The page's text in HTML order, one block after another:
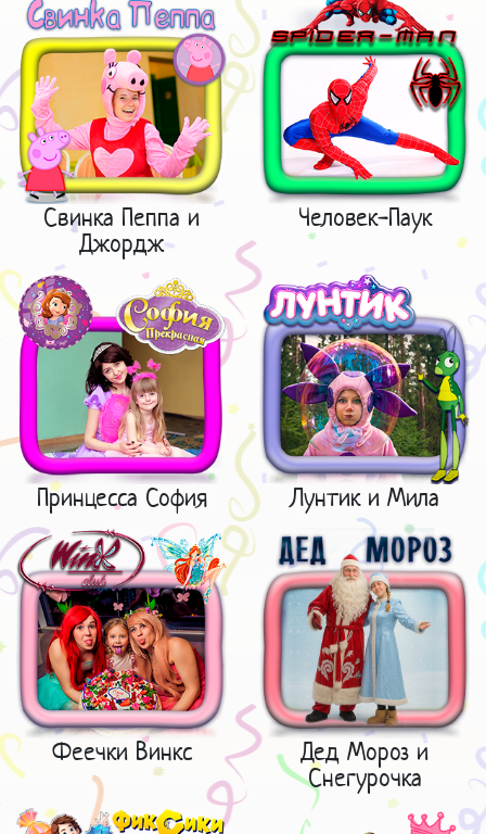
Свинка Пеппа и
Джордж
Человек-Паук
Принцесса София Лунтик и Мила
Феечки Винкс
Дед Мороз и
Снегурочка